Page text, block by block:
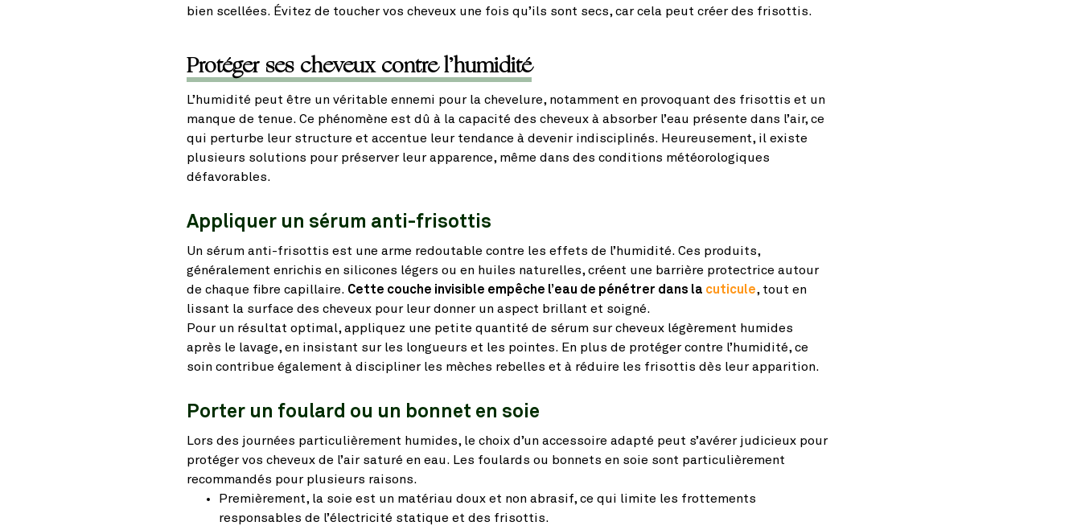
bien scellées. Évitez de toucher vos cheveux une fois qu’ils sont secs, car cela peut créer des frisottis.
Protéger ses cheveux contre l’humidité
L’humidité peut être un véritable ennemi pour la chevelure, notamment en provoquant des frisottis et un
manque de tenue. Ce phénomène est dû à la capacité des cheveux à absorber l’eau présente dans l’air, ce
qui perturbe leur structure et accentue leur tendance à devenir indisciplinés. Heureusement, il existe
plusieurs solutions pour préserver leur apparence, même dans des conditions météorologiques
défavorables.
Appliquer un sérum anti-frisottis
Un sérum anti-frisottis est une arme redoutable contre les effets de l’humidité. Ces produits,
généralement enrichis en silicones légers ou en huiles naturelles, créent une barrière protectrice autour
de chaque fibre capillaire. Cette couche invisible empêche l’eau de pénétrer dans la cuticule, tout en
lissant la surface des cheveux pour leur donner un aspect brillant et soigné.
Pour un résultat optimal, appliquez une petite quantité de sérum sur cheveux légèrement humides
après le lavage, en insistant sur les longueurs et les pointes. En plus de protéger contre l’humidité, ce
soin contribue également à discipliner les mèches rebelles et à réduire les frisottis dès leur apparition.
Porter un foulard ou un bonnet en soie
Lors des journées particulièrement humides, le choix d’un accessoire adapté peut s’avérer judicieux pour
protéger vos cheveux de l’air saturé en eau. Les foulards ou bonnets en soie sont particulièrement
recommandés pour plusieurs raisons.
Premièrement, la soie est un matériau doux et non abrasif, ce qui limite les frottements
responsables de l’électricité statique et des frisottis.